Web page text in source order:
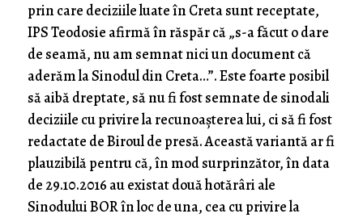
prin care deciziile luate în Creta sunt receptate,
IPS Teodosie afirmă în răspăr că „s-a făcut o dare
de seamă, nu am semnat nici un document că
aderăm la Sinodul din Creta…”. Este foarte posibil
să aibă dreptate, să nu fi fost semnate de sinodali
deciziile cu privire la recunoașterea lui, ci să fi fost
redactate de Biroul de presă. Această variantă ar fi
plauzibilă pentru că, în mod surprinzător, în data
de 29.10.2016 au existat două hotărâri ale
Sinodului BOR în loc de una, cea cu privire la